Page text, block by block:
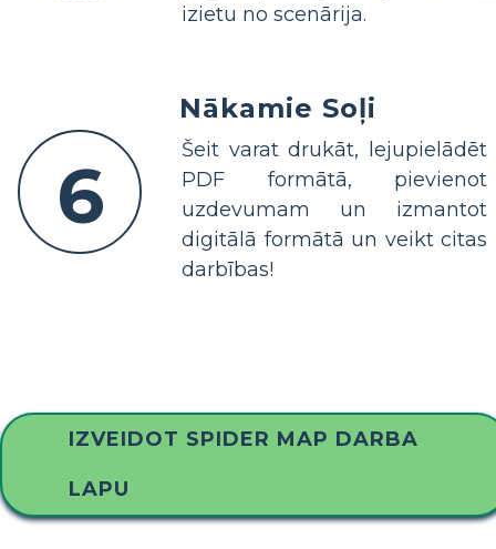
izietu no scenārija.
6
Nākamie Soļi
Šeit varat drukāt, lejupielādēt
PDF formātā, pievienot
uzdevumam un izmantot
digitālā formātā un veikt citas
darbības!
IZVEIDOT SPIDER MAP DARBA
LAPU